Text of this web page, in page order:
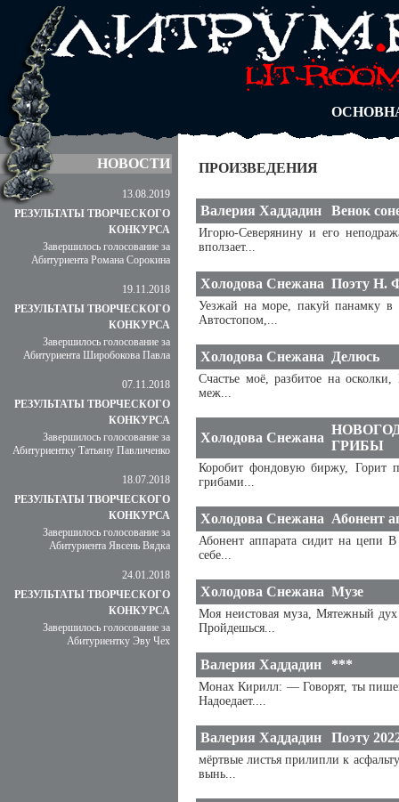
АВТОРЫ
БЛОГИ
АБИТУРА
НОВОСТИ
13.08.2019
РЕЗУЛЬТАТЫ ТВОРЧЕСКОГО
КОНКУРСА
Завершилось голосование за
Абитуриента Романа Сорокина
19.11.2018
РЕЗУЛЬТАТЫ ТВОРЧЕСКОГО
КОНКУРСА
Завершилось голосование за
Абитуриента Широбокова Павла
07.11.2018
РЕЗУЛЬТАТЫ ТВОРЧЕСКОГО
КОНКУРСА
Завершилось голосование за
Абитуриентку Татьяну Павличенко
18.07.2018
РЕЗУЛЬТАТЫ ТВОРЧЕСКОГО
КОНКУРСА
Завершилось голосование за
Абитуриента Явсень Вядка
24.01.2018
РЕЗУЛЬТАТЫ ТВОРЧЕСКОГО
КОНКУРСА
Завершилось голосование за
Абитуриентку Эву Чех
ПРОИЗВЕДЕНИЯ
Валерия Хаддадин Венок
Игорю-Северянину и его
вползает...
Холодова Снежана Поэту Н.
Уезжай на море, пакуй панамку в
Автостопом,...
Холодова Снежана Делюсь
Счастье моё, разбитое на
меж...
Холодова Снежана
ГРИБЫ
Коробит фондовую биржу, Горит
грибами...
Холодова Снежана Абонент
Абонент аппарата сидит на цепи
себе...
Холодова Снежана Музе
Моя неистовая муза, Мятежный дух
Пройдешься...
Валерия Хаддадин ***
Монах Кирилл: — Говорят, ты
Надоедает....
Валерия Хаддадин Поэту
мёртвые листья прилипли к
вынь...